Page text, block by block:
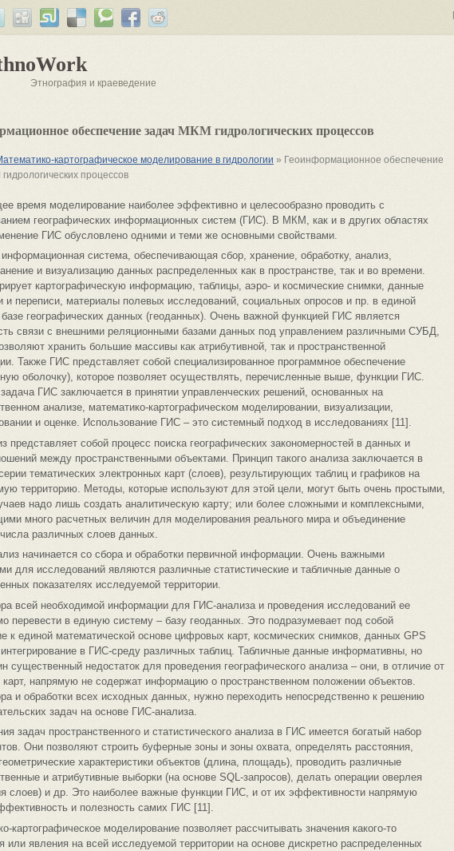
Этнография и краеведение
обеспечение задач МКМ гидрологических процессов
картографическое моделирование в гидрологии » Геоинформационное обеспечение
процессов
время моделирование наиболее эффективно и целесообразно проводить с
географических информационных систем (ГИС). В МКМ, как и в других областях
ГИС обусловлено одними и теми же основными свойствами.
система, обеспечивающая сбор, хранение, обработку, анализ,
и визуализацию данных распределенных как в пространстве, так и во времени.
картографическую информацию, таблицы, аэро- и космические снимки, данные
и переписи, материалы полевых исследований, социальных опросов и пр. в единой
географических данных (геоданных). Очень важной функцией ГИС является
связи с внешними реляционными базами данных под управлением различными СУБД,
хранить большие массивы как атрибутивной, так и пространственной
Также ГИС представляет собой специализированное программное обеспечение
оболочку), которое позволяет осуществлять, перечисленные выше, функции ГИС.
ГИС заключается в принятии управленческих решений, основанных на
анализе, математико-картографическом моделировании, визуализации,
и оценке. Использование ГИС – это системный подход в исследованиях [11].
представляет собой процесс поиска географических закономерностей в данных и
между пространственными объектами. Принцип такого анализа заключается в
тематических электронных карт (слоев), результирующих таблиц и графиков на
территорию. Методы, которые используют для этой цели, могут быть очень простыми,
надо лишь создать аналитическую карту; или более сложными и комплексными,
много расчетных величин для моделирования реального мира и объединение
различных слоев данных.
начинается со сбора и обработки первичной информации. Очень важными
для исследований являются различные статистические и табличные данные о
показателях исследуемой территории.
всей необходимой информации для ГИС-анализа и проведения исследований ее
перевести в единую систему – базу геоданных. Это подразумевает под собой
к единой математической основе цифровых карт, космических снимков, данных GPS
в ГИС-среду различных таблиц. Табличные данные информативны, но
существенный недостаток для проведения географического анализа – они, в отличие от
напрямую не содержат информацию о пространственном положении объектов.
и обработки всех исходных данных, нужно переходить непосредственно к решению
задач на основе ГИС-анализа.
задач пространственного и статистического анализа в ГИС имеется богатый набор
Они позволяют строить буферные зоны и зоны охвата, определять расстояния,
характеристики объектов (длина, площадь), проводить различные
и атрибутивные выборки (на основе SQL-запросов), делать операции оверлея
слоев) и др. Это наиболее важные функции ГИС, и от их эффективности напрямую
и полезность самих ГИС [11].
картографическое моделирование позволяет рассчитывать значения какого-то
или явления на всей исследуемой территории на основе дискретно распределенных